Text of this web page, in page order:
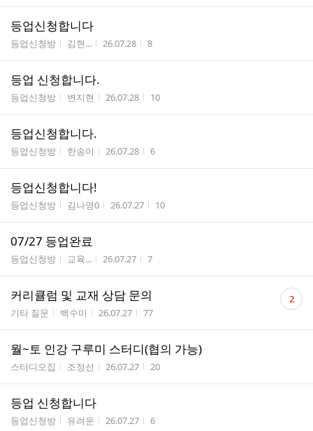
등업신청합니다
게시판명
등업신청방 작성자
김현... 작성시간
26.07.28 조회수
8
등업 신청합니다.
게시판명
등업신청방 작성자
변지현 작성시간
26.07.28 조회수
10
등업신청합니다.
게시판명
등업신청방 작성자
한송이 작성시간
26.07.28 조회수
6
등업신청합니다!
게시판명
등업신청방 작성자
김나영0 작성시간
26.07.27 조회수
10
07/27 등업완료
게시판명
등업신청방 작성자
교육... 작성시간
26.07.27 조회수
7
커리큘럼 및 교재 상담 문의
게시판명
기타 질문 작성자
백수미 작성시간
26.07.27 조회수
77
댓
글 2
월~토 인강 구루미 스터디(협의 가능)
게시판명
스터디모집 작성자
조정선 작성시간
26.07.27 조회수
20
등업 신청합니다
게시판명
등업신청방 작성자
유려운 작성시간
26.07.27 조회수
6